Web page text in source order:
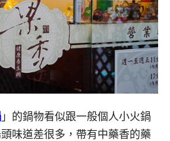
」的鍋物看似跟一般個人小火鍋
味道差很多，帶有中藥香的藥